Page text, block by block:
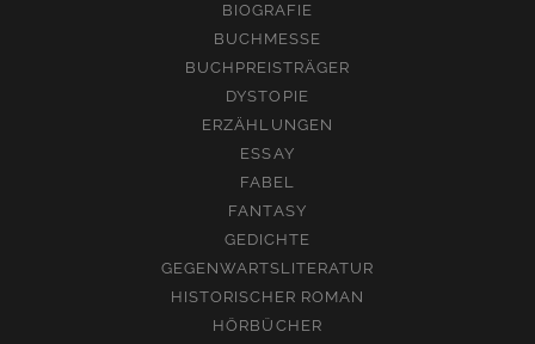
BIOGRAFIE
BUCHMESSE
BUCHPREISTRÄGER
DYSTOPIE
ERZÄHLUNGEN
ESSAY
FABEL
FANTASY
GEDICHTE
GEGENWARTSLITERATUR
HISTORISCHER ROMAN
HÖRBÜCHER